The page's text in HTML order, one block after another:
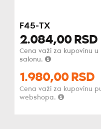
F45-TX
2.084,00 RSD
Cena važi za kupovinu
salonu.
1.980,00 RSD
Cena važi za kupovinu
webshopa.